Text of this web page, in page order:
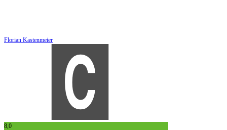
Florian Kastenmeier
8,0